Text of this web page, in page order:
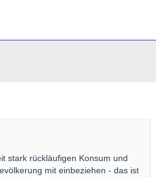
stark rückläufigen Konsum und
mit einbeziehen - das ist